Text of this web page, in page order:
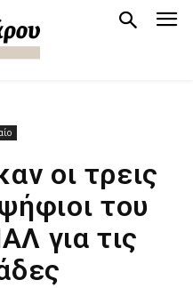
οι τρεις
του
για τις